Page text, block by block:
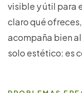
visible y útil para
claro qué
acompaña bien
solo estético: es